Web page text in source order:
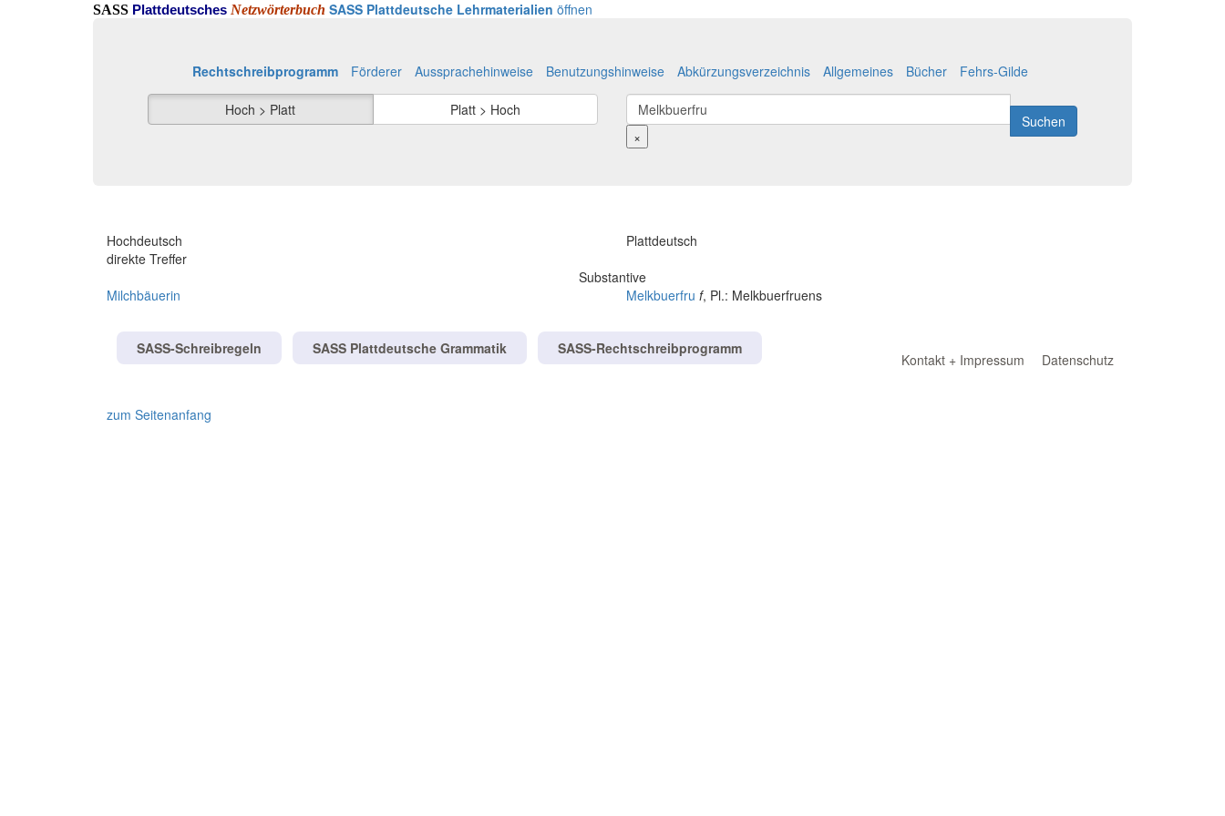
SASS Plattdeutsches Netzwörterbuch SASS Plattdeutsche Lehrmaterialien öffnen
Rechtschreibprogramm Förderer Aussprachehinweise Benutzungshinweise Abkürzungsverzeichnis Allgemeines Bücher Fehrs-Gilde
Hoch > Platt
Platt > Hoch
×
Suchen
Hochdeutsch
Plattdeutsch
direkte Treffer
Substantive
Milchbäuerin
Melkbuerfru f, Pl.: Melkbuerfruens
SASS-Schreibregeln SASS Plattdeutsche Grammatik SASS-Rechtschreibprogramm
Kontakt + Impressum Datenschutz
zum Seitenanfang